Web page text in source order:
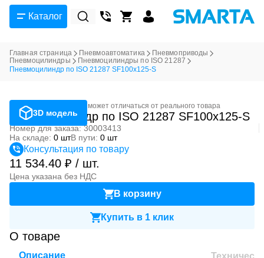
Каталог
Главная страница Пневмоавтоматика
Пневмоприводы
Пневмоцилиндры
Пневмоцилиндры по ISO 21287
Пневмоцилиндр по ISO 21287 SF100x125-S
3D модель
Фотография может отличаться от реального товара
Пневмоцилиндр по ISO 21287 SF100x125-S
Номер для заказа: 30003413
На складе: 0 штВ пути: 0 шт
Консультация по товару
11 534.40 ₽ / шт.
Цена указана без НДС
В корзину
Купить в 1 клик
О товаре
Описание